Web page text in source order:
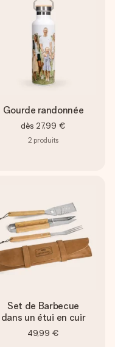
Gourde randonnée
dès 27,99 €
2 produits
Set de Barbecue
dans un étui en cuir
49,99 €